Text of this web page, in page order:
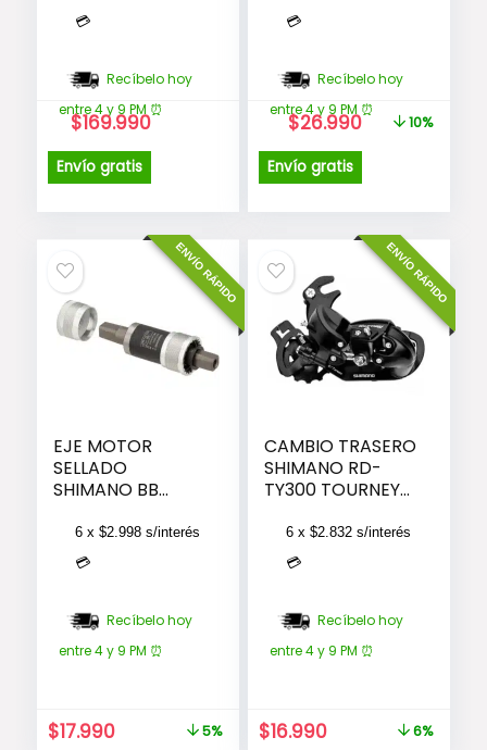
💳
Recíbelo hoy
entre 4 y 9 PM ⏰
$169.990
Envío gratis
💳
Recíbelo hoy
entre 4 y 9 PM ⏰
El
original
era:
$29.990.
$26.990El
es:
$26.990.
Envío gratis
10%
ENVÍO RÁPIDO
EJE MOTOR
SELLADO
SHIMANO BB
6 x $2.998s/interés
💳
Recíbelo hoy
entre 4 y 9 PM ⏰
El
$17.990El
5%
ENVÍO RÁPIDO
CAMBIO TRASERO
SHIMANO RD-
TY300 TOURNEY
W/RIVETED ADAP
6 x $2.832s/interés
💳
Recíbelo hoy
entre 4 y 9 PM ⏰
El
$16.990El
6%